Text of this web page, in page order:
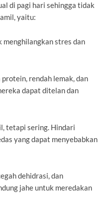
di pagi hari sehingga tidak
yaitu:
stres dan
rendah lemak, dan
dapat ditelan dan
tetapi sering. Hindari
yang dapat menyebabkan
dehidrasi, dan
jahe untuk meredakan